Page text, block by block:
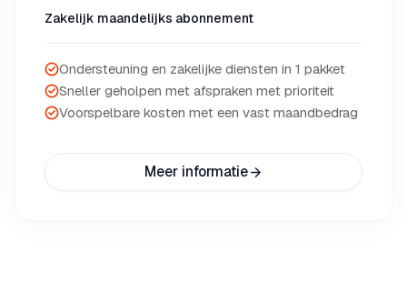
Zakelijk maandelijks abonnement
Ondersteuning en zakelijke diensten in 1 pakket
Sneller geholpen met afspraken met prioriteit
Voorspelbare kosten met een vast maandbedrag
Meer informatie